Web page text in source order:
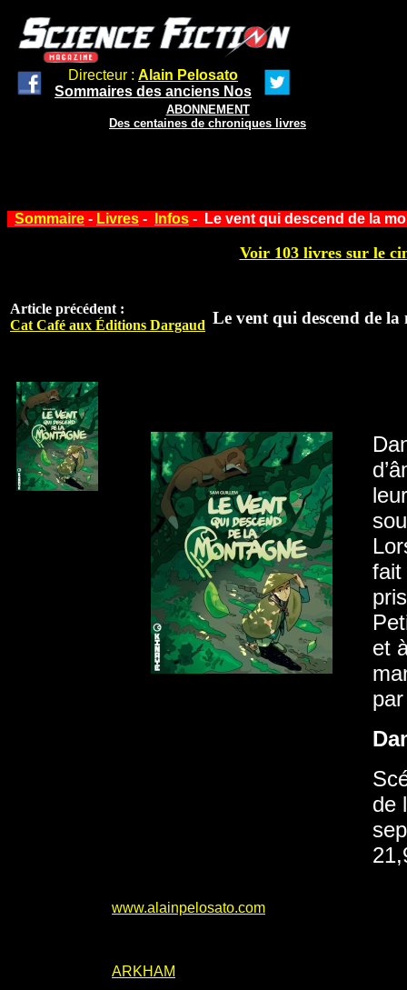
Directeur : Alain Pelosato
Sommaires des anciens Nos
ABONNEMENT
Des centaines de chroniques livres
Sommaire - Livres - Infos - Le vent qui descend de la
Voir 103 livres sur le
Article précédent :
Cat Café aux Éditions Dargaud Le vent qui descend de
fait
et
de
www.alainpelosato.com
ARKHAM